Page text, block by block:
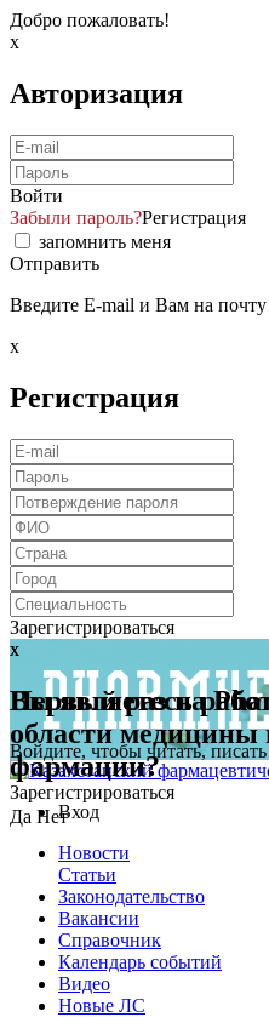
Добро пожаловать!
x
Авторизация
Войти
Забыли пароль?Регистрация
запомнить меня
Отправить
Введите E-mail и Вам на
x
Регистрация
Зарегистрироваться
x
Первый раз на
Войдите, чтобы читать,
Зарегистрироваться
x
Вы являетесь
области медицины
фармации?
Да НетВход
Новости
Статьи
Законодательство
Вакансии
Справочник
Календарь событий
Видео
Новые ЛС